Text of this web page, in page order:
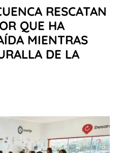
RESCATAN
QUE HA
MIENTRAS
DE LA